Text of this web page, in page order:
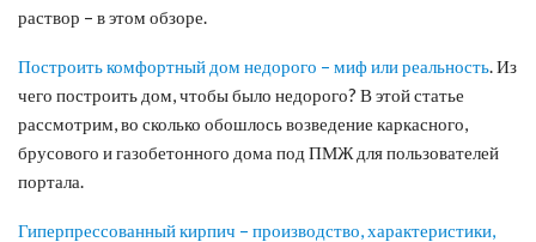
раствор – в этом обзоре.
Построить комфортный дом недорого – миф или реальность. Из
чего построить дом, чтобы было недорого? В этой статье
рассмотрим, во сколько обошлось возведение каркасного,
брусового и газобетонного дома под ПМЖ для пользователей
портала.
Гиперпрессованный кирпич – производство, характеристики,